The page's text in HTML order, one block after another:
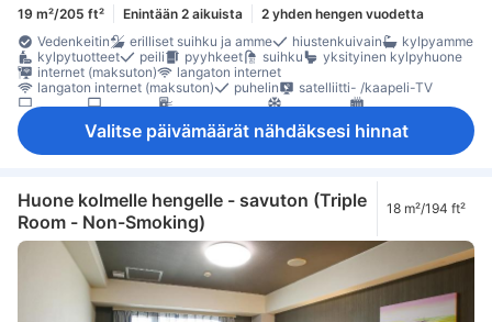
19 m²/205 ft² Enintään 2 aikuista
2 yhden hengen vuodetta
Vedenkeitin
erilliset suihku ja amme hiustenkuivain
kylpyamme
kylpytuotteet
peili pyyhkeet suihku
yksityinen kylpyhuone
internet (maksuton)
langaton internet
langaton internet (maksuton)
puhelin
satelliitti- /kaapeli-TV
taulu-tv
televisio ilmanpuhdistin ilmastointi
lämmitys
kahvin-/teenkeitin
kokolattiamatto oleskelualue Roskakorit
työpöytä
Valitse päivämäärät nähdäksesi hinnat
Huone kolmelle hengelle - savuton (Triple
Room - Non-Smoking)
18 m²/194 ft²